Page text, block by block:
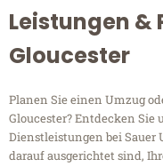
Leistungen &
Gloucester
Planen Sie einen Umzug
Gloucester? Entdecken
Dienstleistungen bei Sauer
darauf ausgerichtet sind,